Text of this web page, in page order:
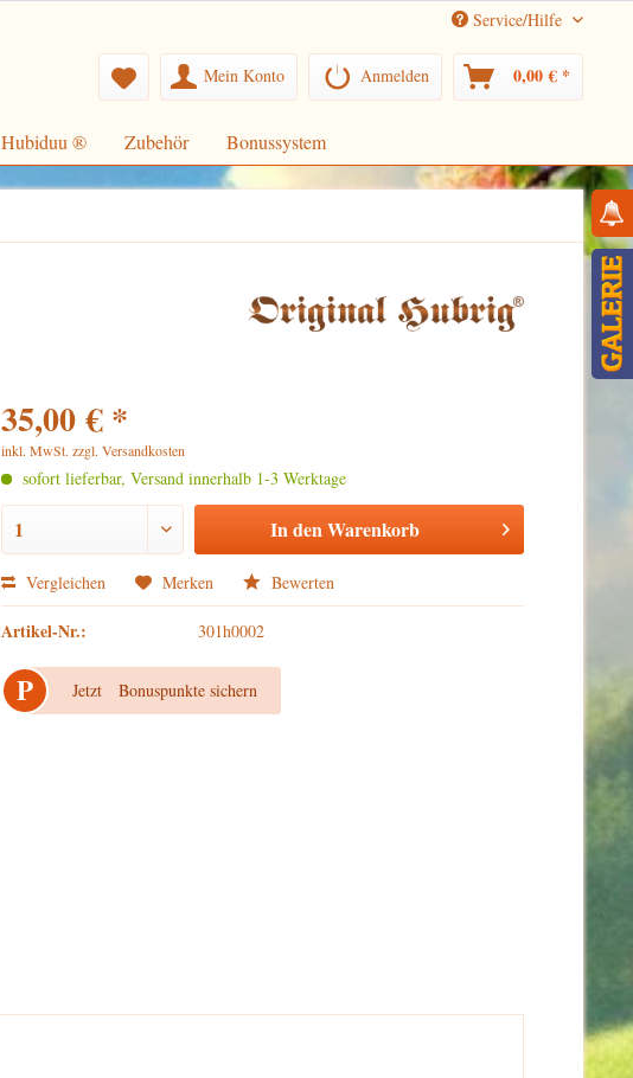
Service/Hilfe
Mein Konto Anmelden 0,00 € *
Hubiduu ® Zubehör Bonussystem
35,00 € *
inkl. MwSt.zzgl. Versandkosten
sofort lieferbar, Versand innerhalb 1-3 Werktage
In denWarenkorb
Vergleichen Merken Bewerten
Artikel-Nr.: 301h0002
P Jetzt Bonuspunkte sichern